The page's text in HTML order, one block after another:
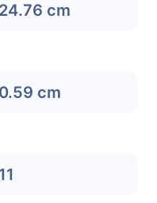
24.76 cm
0.59 cm
11